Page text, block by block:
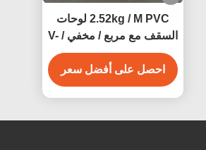
2.52kg / M PVC لوحات
السقف مع مربع / مخفي / V-
Groove Edge مقاومة
الرطوبة
احصل على أفضل سعر